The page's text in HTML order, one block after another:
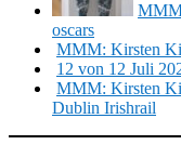
oscars
MMM: Kirsten
12 von 12 Juli
MMM: Kirsten
Dublin Irishrail